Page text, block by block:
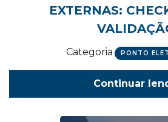
EXTERNAS:
Categoria PONTO
Continuar